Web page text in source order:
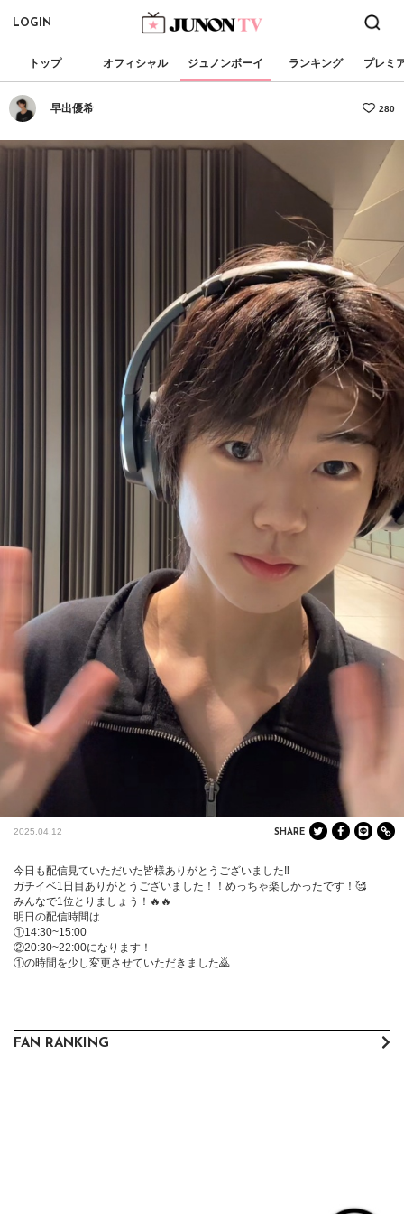
LOGIN
トップ オフィシャル ジュノンボーイ ランキング プレミ
早出優希 280
2025.04.12 SHARE
今日も配信見ていただいた皆様ありがとうございました‼️
ガチイベ1日目ありがとうございました！！めっちゃ楽しかったです！🥰
みんなで1位とりましょう！🔥🔥
明日の配信時間は
①14:30~15:00
②20:30~22:00になります！
①の時間を少し変更させていただきました🙇
FAN RANKING